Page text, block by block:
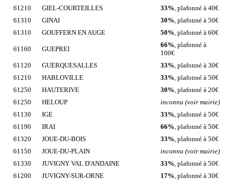
61210
GIEL-COURTEILLES 33% , plafonné à 40€
61310
GINAI 30% , plafonné à 50€
61310
GOUFFERN EN AUGE 50% , plafonné à 60€
61160 GUEPREI
66% , plafonné à
100€
61120
GUERQUESALLES 33% , plafonné à 30€
61210
HABLOVILLE 33% , plafonné à 50€
61250
HAUTERIVE 30% , plafonné à 20€
61250
HELOUP
inconnu (voir mairie)
61130
IGE 33% , plafonné à 50€
61190
IRAI 66% , plafonné à 50€
61320
JOUE-DU-BOIS 33% , plafonné à 50€
61150
JOUE-DU-PLAIN
inconnu (voir mairie)
61330
JUVIGNY VAL D'ANDAINE 33% , plafonné à 50€
61200
JUVIGNY-SUR-ORNE 17% , plafonné à 30€